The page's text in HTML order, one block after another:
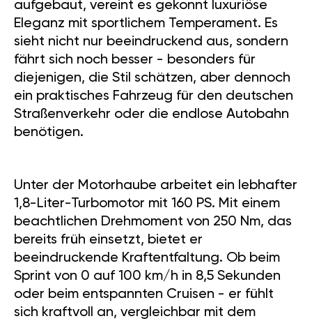
aufgebaut, vereint es gekonnt luxuriöse
Eleganz mit sportlichem Temperament. Es
sieht nicht nur beeindruckend aus, sondern
fährt sich noch besser - besonders für
diejenigen, die Stil schätzen, aber dennoch
ein praktisches Fahrzeug für den deutschen
Straßenverkehr oder die endlose Autobahn
benötigen.
Unter der Motorhaube arbeitet ein lebhafter
1,8-Liter-Turbomotor mit 160 PS. Mit einem
beachtlichen Drehmoment von 250 Nm, das
bereits früh einsetzt, bietet er
beeindruckende Kraftentfaltung. Ob beim
Sprint von 0 auf 100 km/h in 8,5 Sekunden
oder beim entspannten Cruisen - er fühlt
sich kraftvoll an, vergleichbar mit dem